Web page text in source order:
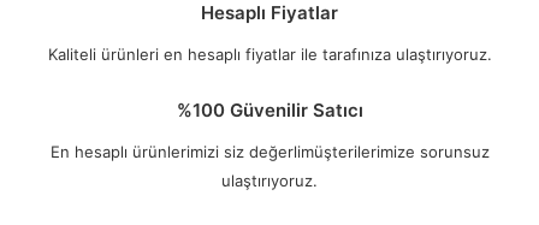
Hesaplı Fiyatlar
Kaliteli ürünleri en hesaplı fiyatlar ile tarafınıza ulaştırıyoruz.
%100 Güvenilir Satıcı
En hesaplı ürünlerimizi siz değerlimüşterilerimize sorunsuz
ulaştırıyoruz.